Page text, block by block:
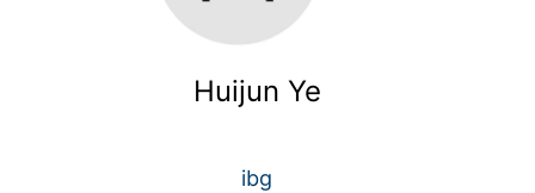
Huijun Ye
ibg